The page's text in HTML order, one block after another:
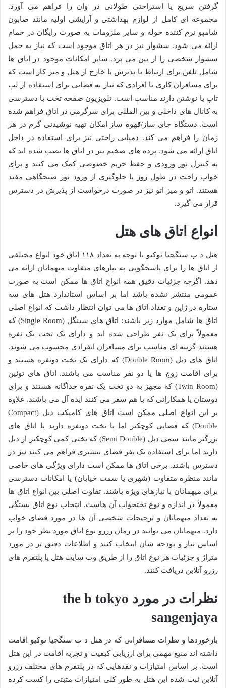
گرفتن سریع یا استراحتی طولانی در وان را فراهم می آورد.
مجموعه ای کامل از لوازم بهداشتی و آرایشی اولیه مانند صابون
شامپو نرم کننده حوله و سایر ملزومات به صورت رایگان در حمام
ارائه می شود. سشوار نیز در هر اتاق موجود است که نیاز به حمل
سشوار شخصی را از بین می برد. سایر امکانات موجود در اتاق ها
شامل تلفن برای ارتباط با پذیرش یا خارج از هتل و میز کار است که
برای مسافران کاری یا افرادی که نیاز به فضایی برای استفاده از لپ
تاپ یا نوشتن دارند مناسب است. تلویزیون صفحه تخت با دسترسی
به کانال های داخلی و بین المللی برای سرگرمی در اتاق فراهم شده
است. دستگاه چای ساز/قهوه ساز امکان تهیه نوشیدنی گرم در هر
زمان را فراهم می کند. دمپایی راحتی نیز برای استفاده در داخل
اتاق ارائه می شود. پرده های ضخیم نیز در اتاق ها نصب شده اند که
به کنترل نور ورودی و حفظ حریم خصوصی کمک می کنند و برای
خواب راحت در طول روز یا جلوگیری از ورود نور صبحگاهی مفید
هستند. اتو و میز اتو نیز در صورت درخواست از پذیرش در دسترس
قرار می گیرد.
انواع اتاق های هتل
هتل د ب سنگجیا توکیو با توجه به تعداد ۱۱۸ اتاق خود انواع مختلفی
از اتاق ها را برای پاسخگویی به نیازهای متفاوت میهمانان ارائه می
دهد. اگرچه جزئیات دقیق همه انواع اتاق ها ممکن است به صورت
عمومی منتشر نشده باشد اما بر اساس استاندارد هتل های سه
ستاره در ژاپن و تعداد اتاق ها می توان انتظار داشت که انواع اصلی
اتاق ها شامل موارد زیر باشند: اتاق های سینگل (Single Room) که
معمولاً برای یک نفر طراحی شده اند و دارای یک تخت یک نفره
هستند گزینه ای مناسب برای مسافران انفرادی محسوب می شوند.
اتاق های دبل (Double Room) که دارای یک تخت دونفره هستند و
برای اقامت زوج ها یا دو نفر مناسب می باشند. اتاق های توئین
(Twin Room) که مجهز به دو تخت یک نفره جداگانه هستند و برای
دوستان یا همکارانی که با هم سفر می کنند ایده آل می باشند. علاوه
بر این انواع اصلی ممکن است اتاق های کامپکت دبل (Compact
Double) که فضایی کوچکتر اما با تخت دونفره دارند یا اتاق های
بزرگتر مانند سمی دبل (Semi Double) که تختی کمی کوچکتر از دبل
دارند اما برای استفاده یک نفر فضای بیشتری فراهم می کنند نیز در
دسترس باشند. برخی اتاق ها ممکن است دارای ویژگی های خاصی
مانند منظره متفاوت (شهری یا سمت خیابان) یا امکانات دسترسی
برای میهمانان با نیازهای ویژه باشند. تفاوت اصلی بین انواع اتاق ها
معمولاً در اندازه و نوع تختخواب آن هاست. انتخاب نوع اتاق بستگی
به تعداد میهمانان و ترجیحات شخصی آن ها در مورد فضای خواب
دارد. میهمانان می توانند در زمان رزرو نوع اتاق مورد نظر خود را بر
اساس نیاز و بودجه شان انتخاب کنند و اطلاعات دقیق تر در مورد
متراژ و جزئیات هر نوع اتاق را از طریق وب سایت هتل یا پلتفرم های
رزرو آنلاین دریافت کنند.
نظرات در مورد the b tokyo
sangenjaya
بازخوردها و نظرات مسافرانی که در هتل د ب سنگجیا توکیو اقامت
داشته اند منبع مهمی برای ارزیابی کیفیت و تجربه اقامت در این هتل
است. بر اساس امتیازات و نقدهایی که در پلتفرم های مختلف رزرو
آنلاین ثبت شده این هتل به طور کلی امتیازات مثبتی را کسب کرده